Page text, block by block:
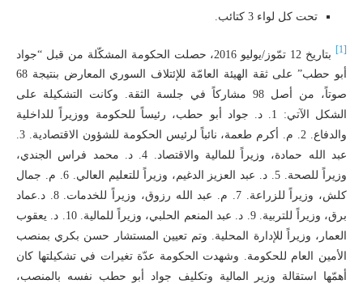
تحت كل لواء 3 كتائب.
بتاريخ 12 تمّوز/يوليو 2016، حصلت الحكومة المشكّلة من قبل “جواد
أبو حطب” على ثقة الهيئة العامّة للإئتلاف السوري المعارض بنتيجة 68
صوتاً، من أصل 98 مشاركاً في جلسة الثقة. وكانت التشكيلة على
الشكل الآتي: 1. د. جواد أبو حطب، رئيساً للحكومة ووزيراً للداخلية
والدفاع. 2. م. أكرم طعمة، نائباً لرئيس الحكومة للشؤون الاقتصادية. 3.
عبد الله حمادة، وزيراً للمالية والاقتصاد. 4. د. محمد فراس الجندي،
وزيراً للصحة. 5. د. عبد العزيز الدغيم، وزيراً للتعليم العالي. 6. م. جمال
كلش، وزيراً للزراعة. 7. م. عبد الله رزوق، وزيراً للخدمات. 8. د.عماد
برق، وزيراً للتربية. 9. د. عبد المنعم الحلبي، وزيراً للمالية. 10. د. يعقوب
العمار، وزيراً للإدارة المحلية. وتم تعيين المستشار حسن بكري بمنصب
الأمين العام للحكومة. وشهدت الحكومة عدّة تغيرات في تشكيلتها كان
أهمّها استقالة وزير المالية وتكليف جواد أبو حطب نفسه بالمنصب،